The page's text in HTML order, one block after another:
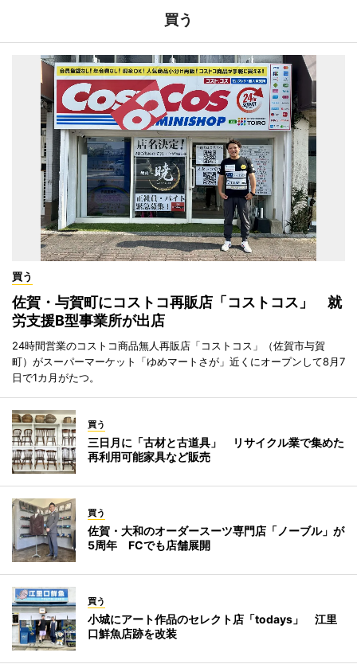
買う
買う
佐賀・与賀町にコストコ再販店「コストコス」 就
労支援B型事業所が出店
24時間営業のコストコ商品無人再販店「コストコス」（佐賀市与賀
町）がスーパーマーケット「ゆめマートさが」近くにオープンして8月7
日で1カ月がたつ。
買う
三日月に「古材と古道具」 リサイクル業で集めた
再利用可能家具など販売
買う
佐賀・大和のオーダースーツ専門店「ノーブル」が
5周年 FCでも店舗展開
買う
小城にアート作品のセレクト店「todays」 江里
口鮮魚店跡を改装